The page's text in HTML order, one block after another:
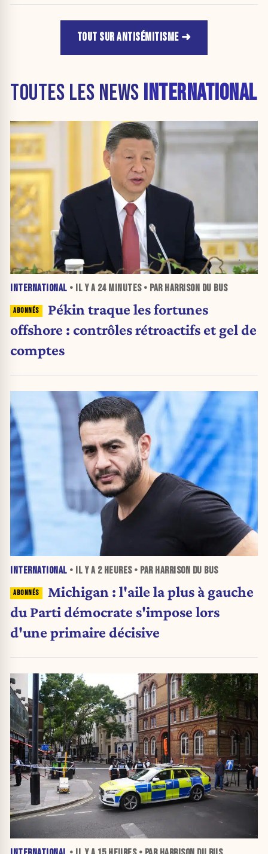
TOUT SUR ANTISÉMITISME
TOUTES LES NEWS INTERNATIONAL
INTERNATIONAL • IL Y A 24 MINUTES• PAR HARRISON DU BUS
Pékin traque les fortunes
offshore : contrôles rétroactifs et gel de
comptes
INTERNATIONAL • IL Y A 2 HEURES• PAR HARRISON DU BUS
Michigan : l'aile la plus à gauche
du Parti démocrate s'impose lors
d'une primaire décisive